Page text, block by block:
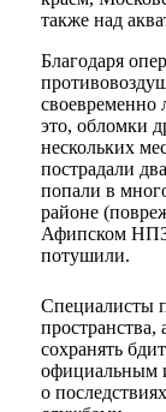
также над
Благодаря
своевременно
это, обломки
нескольких
пострадали
попали в
районе
Афипском НПЗ
потушили.
Специалисты
сохранять
официальным
о